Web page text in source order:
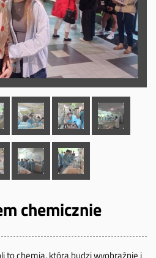
chemicznie